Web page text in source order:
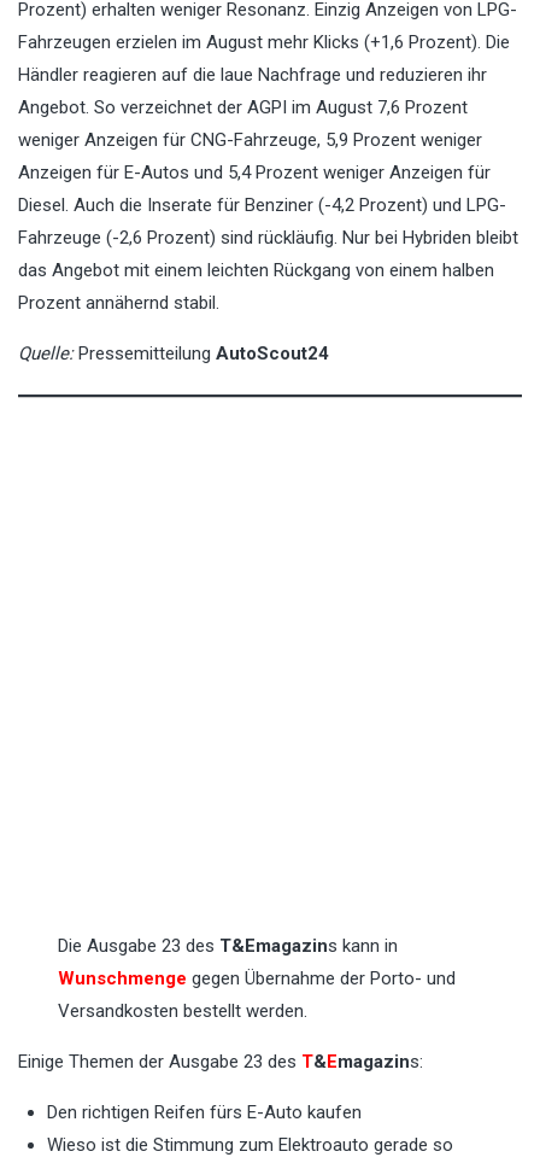
Prozent) erhalten weniger Resonanz. Einzig Anzeigen von LPG-
Fahrzeugen erzielen im August mehr Klicks (+1,6 Prozent). Die
Händler reagieren auf die laue Nachfrage und reduzieren ihr
Angebot. So verzeichnet der AGPI im August 7,6 Prozent
weniger Anzeigen für CNG-Fahrzeuge, 5,9 Prozent weniger
Anzeigen für E-Autos und 5,4 Prozent weniger Anzeigen für
Diesel. Auch die Inserate für Benziner (-4,2 Prozent) und LPG-
Fahrzeuge (-2,6 Prozent) sind rückläufig. Nur bei Hybriden bleibt
das Angebot mit einem leichten Rückgang von einem halben
Prozent annähernd stabil.
Quelle:Pressemitteilung AutoScout24
Die Ausgabe 23 des T&Emagazins kann in
Wunschmenge gegen Übernahme der Porto- und
Versandkosten bestellt werden.
Einige Themen der Ausgabe 23 des T&Emagazins:
Den richtigen Reifen fürs E-Auto kaufen
Wieso ist die Stimmung zum Elektroauto gerade so